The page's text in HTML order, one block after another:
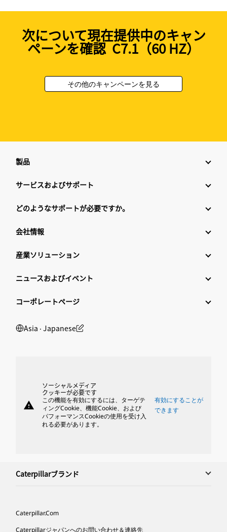
次について現在提供中のキャン
ペーンを確認 C7.1（60 HZ）
その他のキャンペーンを見る
製品
サービスおよびサポート
どのようなサポートが必要ですか。
会社情報
産業ソリューション
ニュースおよびイベント
コーポレートページ
Asia ‧ Japanese
warning
ソーシャルメディア
クッキーが必要です
この機能を有効にするには、ターゲテ
ィングCookie、機能Cookie、および
パフォーマンスCookieの使用を受け入
れる必要があります。
有効にすることが
できます
Caterpillarブランド
Caterpillar.com
Caterpillarジャパンへのお問い合わせ＆連絡先